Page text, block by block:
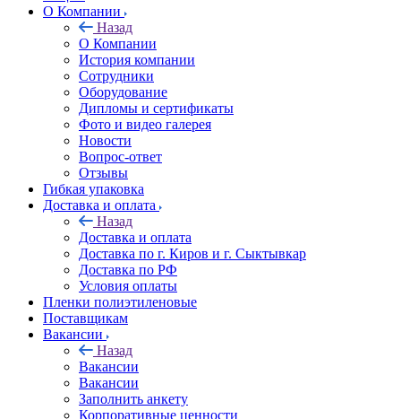
О Компании
Назад
О Компании
История компании
Сотрудники
Оборудование
Дипломы и сертификаты
Фото и видео галерея
Новости
Вопрос-ответ
Отзывы
Гибкая упаковка
Доставка и оплата
Назад
Доставка и оплата
Доставка по г. Киров и г. Сыктывкар
Доставка по РФ
Условия оплаты
Пленки полиэтиленовые
Поставщикам
Вакансии
Назад
Вакансии
Вакансии
Заполнить анкету
Корпоративные ценности